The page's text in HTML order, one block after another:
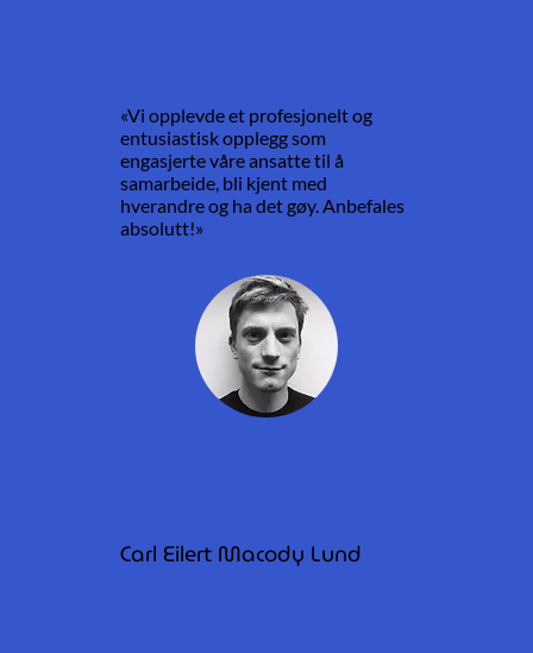
«Vi opplevde et profesjonelt og
entusiastisk opplegg som
engasjerte våre ansatte til å
samarbeide, bli kjent med
hverandre og ha det gøy. Anbefales
absolutt!»
Carl Eilert Macody Lund